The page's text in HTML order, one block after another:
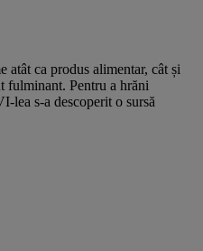
atât ca produs alimentar, cât și
fulminant. Pentru a hrăni
lea s-a descoperit o sursă